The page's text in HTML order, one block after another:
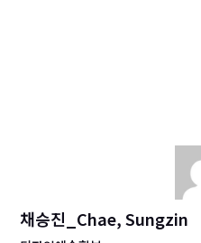
채승진_Chae, Sungzin